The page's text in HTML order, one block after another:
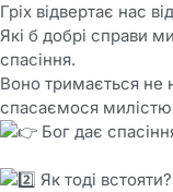
Гріх відвертає нас
Які б добрі справи
спасіння.
Воно тримається не
спасаємося милістю
Бог дає
Як тоді встояти?